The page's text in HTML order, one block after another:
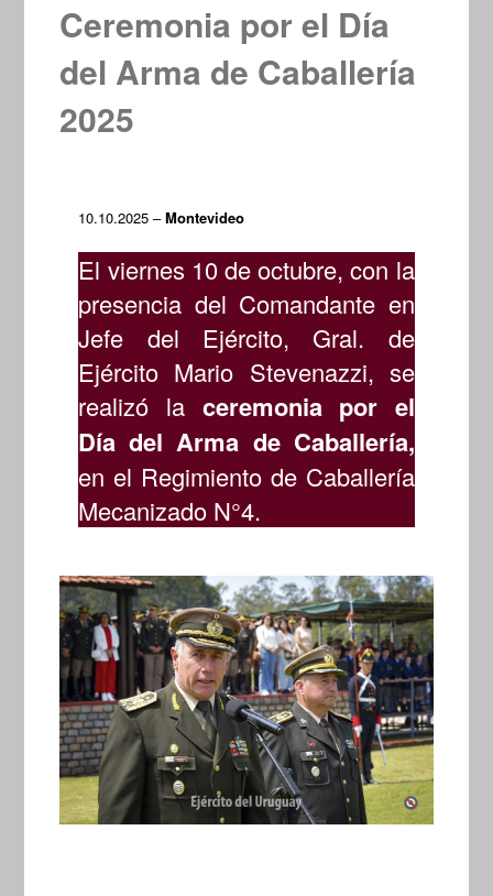
Ceremonia por el Día
del Arma de Caballería
2025
10.10.2025 –Montevideo
El viernes 10 de octubre, con la
presencia del Comandante en
Jefe del Ejército, Gral. de
Ejército Mario Stevenazzi, se
realizó la ceremonia por el
Día del Arma de Caballería,
en el Regimiento de Caballería
Mecanizado N°4.